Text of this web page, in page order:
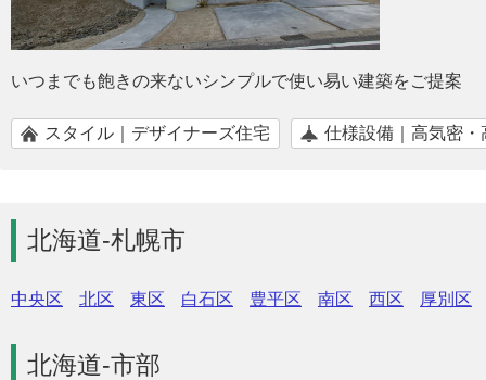
いつまでも飽きの来ないシンプルで使い易い建築をご提案
スタイル｜デザイナーズ住宅 仕様設備｜高気密・
北海道-札幌市
中央区 北区 東区 白石区 豊平区 南区 西区 厚別区
北海道-市部